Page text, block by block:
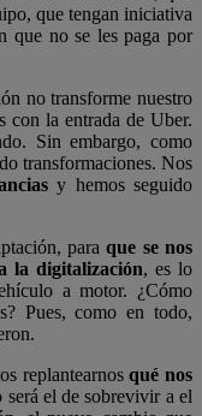
que tengan iniciativa
que no se les paga por
no transforme nuestro
con la entrada de Uber.
Sin embargo, como
transformaciones. Nos
y hemos seguido
paraque se nos
la digitalización, es lo
a motor. ¿Cómo
Pues, como en todo,
replantearnosqué nos
el de sobrevivir a el